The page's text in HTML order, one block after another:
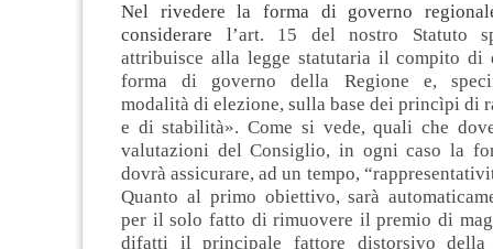
Nel rivedere la forma di governo
considerare l’art. 15 del nostro Statuto
attribuisce alla legge statutaria il compito di
forma di governo della Regione e,
modalità di elezione, sulla base dei princìpi di
e di stabilità».Come si vede, quali che
valutazioni del Consiglio, in ogni caso la
dovrà assicurare, ad un tempo,
Quanto al primo obiettivo, sarà
per il solo fatto di rimuovere il premio di
difatti il principale fattore distorsivo della